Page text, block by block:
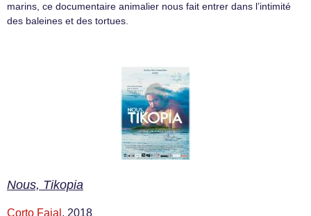
marins, ce documentaire animalier nous fait entrer dans l’intimité
des baleines et des tortues.
Nous, Tikopia
Corto Fajal , 2018